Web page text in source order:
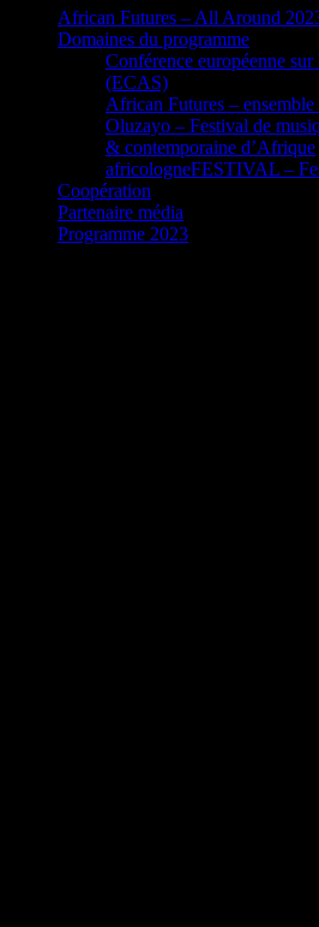
African Futures – All Around
Domaines du programme
Conférence européenne sur
(ECAS)
African Futures – ensemble
Oluzayo – Festival de
& contemporaine d’Afrique
africologneFESTIVAL –
Coopération
Partenaire média
Programme 2023